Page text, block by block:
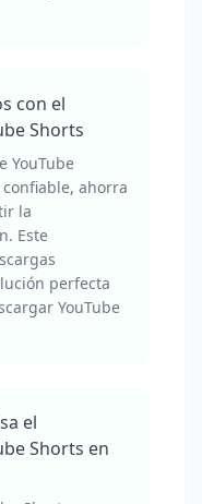
con el
Shorts
YouTube
ahorra
la
Este
perfecta
YouTube
el
Shorts en